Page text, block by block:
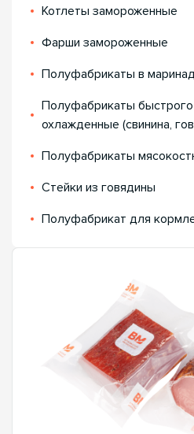
Котлеты замороженные
Фарши замороженные
Полуфабрикаты в
Полуфабрикаты быстрого
охлажденные (свинина,
Полуфабрикаты
Стейки из говядины
Полуфабрикат для